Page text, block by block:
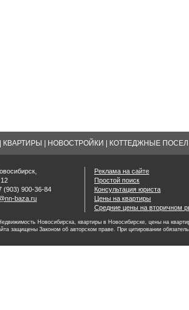
КВАРТИРЫ НОВОСТРОЙКИ КОТТЕДЖНЫЕ
(903) 900-36-84
baza.ru
Реклама на сайте
Простой поиск
Консультация юриста
Цены на квартиры
Средние цены на вторичном
Новосибирска, квартиры в Новосибирске, цены на
защищены Законом об авторском праве. При цитировании